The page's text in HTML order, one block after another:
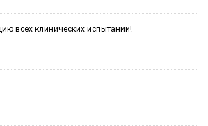
всех клинических испытаний!